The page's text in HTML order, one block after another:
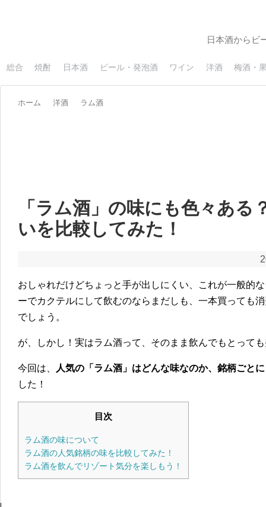
日本酒からビ
総合 焼酎 日本酒 ビール・発泡酒 ワイン 洋酒 梅酒・
ホーム 洋酒 ラム酒
「ラム酒」の味にも色々ある
いを比較してみた！
おしゃれだけどちょっと手が出しにくい、これが一般的
ーでカクテルにして飲むのならまだしも、一本買っても
でしょう。
が、しかし！実はラム酒って、そのまま飲んでもとって
今回は、
人気の「ラム酒」はどんな味なのか、銘柄ごと
した！
目次
ラム酒の味について
ラム酒の人気銘柄の味を比較してみた！
ラム酒を飲んでリゾート気分を楽しもう！